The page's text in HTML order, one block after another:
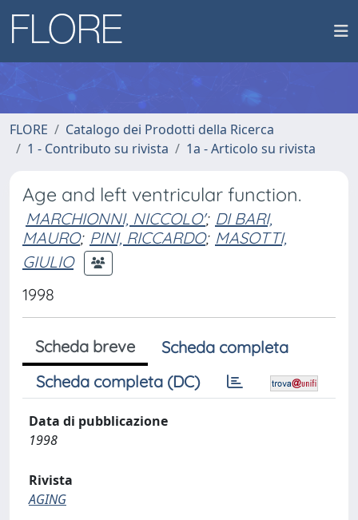
FLORE
Catalogo dei Prodotti della Ricerca
1 - Contributo su rivista
1a - Articolo su rivista
Age and left ventricular function.
MARCHIONNI, NICCOLO'; DI BARI,
MAURO; PINI, RICCARDO; MASOTTI,
GIULIO
1998
Scheda breve
Scheda completa
Scheda completa (DC)
Data di pubblicazione
1998
Rivista
AGING